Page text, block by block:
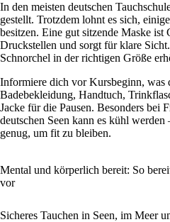
In den meisten deutschen
gestellt. Trotzdem lohnt es sich,
besitzen. Eine gut sitzende Maske
Druckstellen und sorgt für klare
Schnorchel in der richtigen Größe
Informiere dich vor Kursbeginn, was
Badebekleidung, Handtuch,
Jacke für die Pausen. Besonders bei
deutschen Seen kann es kühl
genug, um fit zu bleiben.
Mental und körperlich bereit: So
vor
Sicheres Tauchen in Seen, im Meer